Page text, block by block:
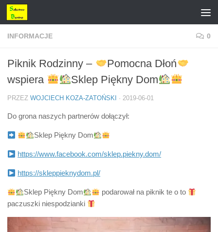
Przejdź do treści
INFORMACJE 0
Piknik Rodzinny –
Pomocna Dłoń
wspiera
Sklep Piękny Dom
PRZEZ WOJCIECH KOZA-ZATOŃSKI · 2019-06-01
Do grona naszych partnerów dołączył:
Sklep Piękny Dom
https://www.facebook.com/sklep.piekny.dom/
https://skleppieknydom.pl/
Sklep Piękny Dom
podarował na piknik te o to
paczuszki niespodzianki